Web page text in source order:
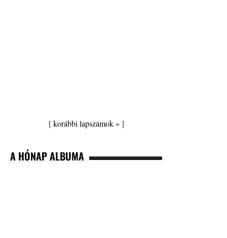
[korábbi lapszámok » ]
A HÓNAP ALBUMA